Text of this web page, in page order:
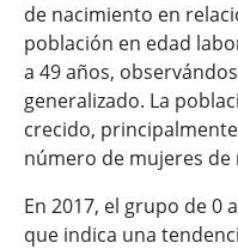
de nacimiento en
población en edad
a 49 años,
generalizado. La
crecido,
número de mujeres de
En 2017, el grupo de 0
que indica una